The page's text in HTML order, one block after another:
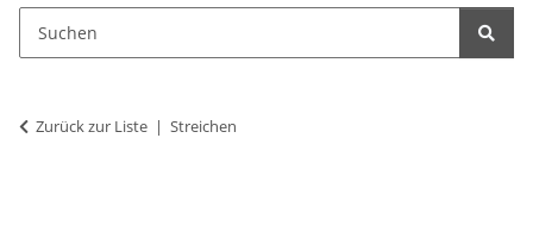
Zurück zur Liste Streichen